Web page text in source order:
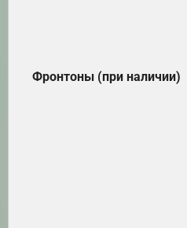
Фронтоны (при наличии)